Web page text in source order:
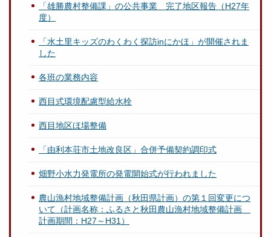
「雄勝農村整備課」の公共事業 完了地区報告（H27年
度）
「水土里キッズのわくわく探訪inにかほ」が開催されま
した
各班の業務内容
西目式環境配慮型給水栓
西目地区ほ場整備
「由利本荘市土地改良区」合併予備契約調印式
畑野小水力発電所の発電開始式が行われました
農山漁村地域整備計画（秋田県計画）の第１回変更につ
いて（計画名称：ふるさと秋田農山漁村地域整備計画
計画期間：H27～H31）